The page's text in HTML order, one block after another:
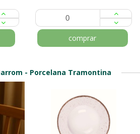
comprar
- Porcelana Tramontina